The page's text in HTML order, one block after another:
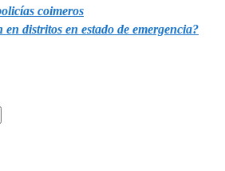
coimeros
distritos en estado de emergencia?